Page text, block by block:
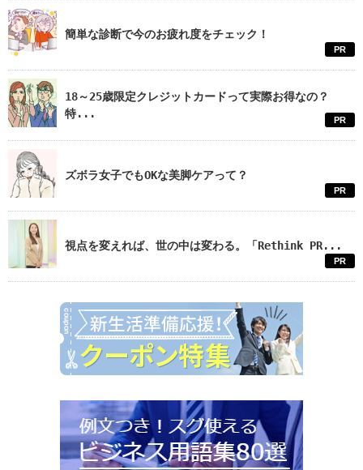
簡単な診断で今のお疲れ度をチェック！
PR
18～25歳限定クレジットカードって実際お得なの？
特...
PR
ズボラ女子でもOKな美脚ケアって？
PR
視点を変えれば、世の中は変わる。「Rethink PR...
PR